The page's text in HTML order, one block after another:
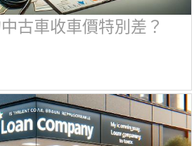
古車收車價特別差？